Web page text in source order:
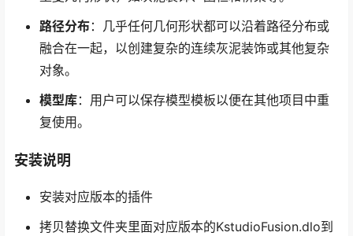
路径分布：几乎任何几何形状都可以沿着路径分布或
融合在一起，以创建复杂的连续灰泥装饰或其他复杂
对象。
模型库：用户可以保存模型模板以便在其他项目中重
复使用。
安装说明
安装对应版本的插件
拷贝替换文件夹里面对应版本的KstudioFusion.dlo到